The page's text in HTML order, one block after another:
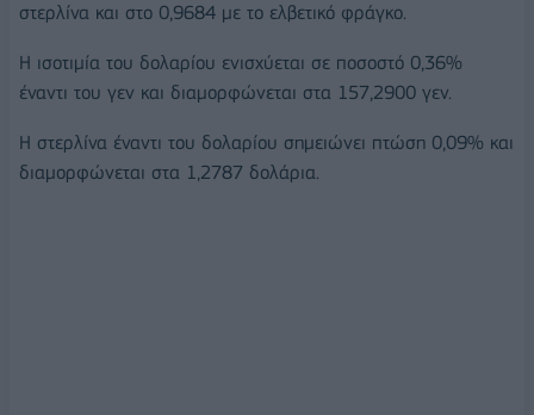
στερλίνα και στο 0,9684 με το ελβετικό φράγκο.
Η ισοτιμία του δολαρίου ενισχύεται σε ποσοστό 0,36%
έναντι του γεν και διαμορφώνεται στα 157,2900 γεν.
Η στερλίνα έναντι του δολαρίου σημειώνει πτώση 0,09% και
διαμορφώνεται στα 1,2787 δολάρια.